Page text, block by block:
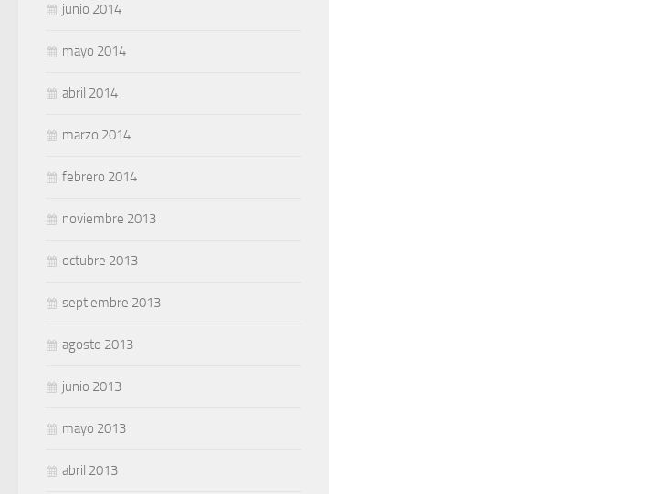
junio 2014
mayo 2014
abril 2014
marzo 2014
febrero 2014
noviembre 2013
octubre 2013
septiembre 2013
agosto 2013
junio 2013
mayo 2013
abril 2013